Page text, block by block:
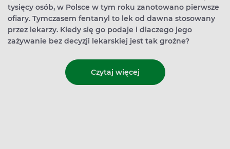
tysięcy osób, w Polsce w tym roku zanotowano pierwsze
ofiary. Tymczasem fentanyl to lek od dawna stosowany
przez lekarzy. Kiedy się go podaje i dlaczego jego
zażywanie bez decyzji lekarskiej jest tak groźne?
Czytaj więcej